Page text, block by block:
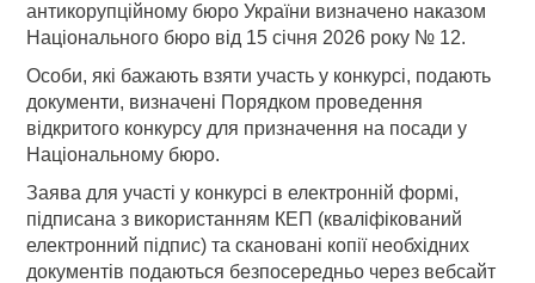
антикорупційному бюро України визначено наказом
Національного бюро від 15 січня 2026 року № 12.
Особи, які бажають взяти участь у конкурсі, подають
документи, визначені Порядком проведення
відкритого конкурсу для призначення на посади у
Національному бюро.
Заява для участі у конкурсі в електронній формі,
підписана з використанням КЕП (кваліфікований
електронний підпис) та скановані копії необхідних
документів подаються безпосередньо через вебсайт